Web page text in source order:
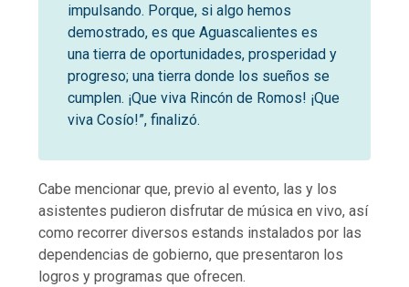
impulsando. Porque, si algo hemos
demostrado, es que Aguascalientes es
una tierra de oportunidades, prosperidad y
progreso; una tierra donde los sueños se
cumplen. ¡Que viva Rincón de Romos! ¡Que
viva Cosío!”, finalizó.
Cabe mencionar que, previo al evento, las y los
asistentes pudieron disfrutar de música en vivo, así
como recorrer diversos estands instalados por las
dependencias de gobierno, que presentaron los
logros y programas que ofrecen.